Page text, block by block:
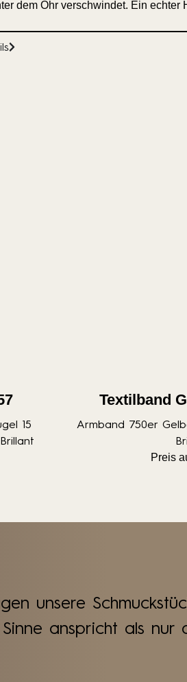
dem Ohr verschwindet. Ein echter
15
Textilband
Armband 750er
Preis
unsere
anspricht als nur